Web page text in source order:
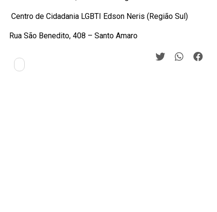
Centro de Cidadania LGBTI Edson Neris (Região Sul)
Rua São Benedito, 408 – Santo Amaro